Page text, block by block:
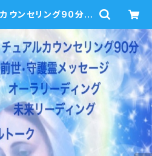
カウンセリング90分